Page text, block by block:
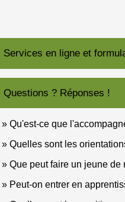
Services en ligne et
Questions ? Réponses !
Qu'est-ce que
Quelles sont les
Que peut faire un jeune
Peut-on entrer en